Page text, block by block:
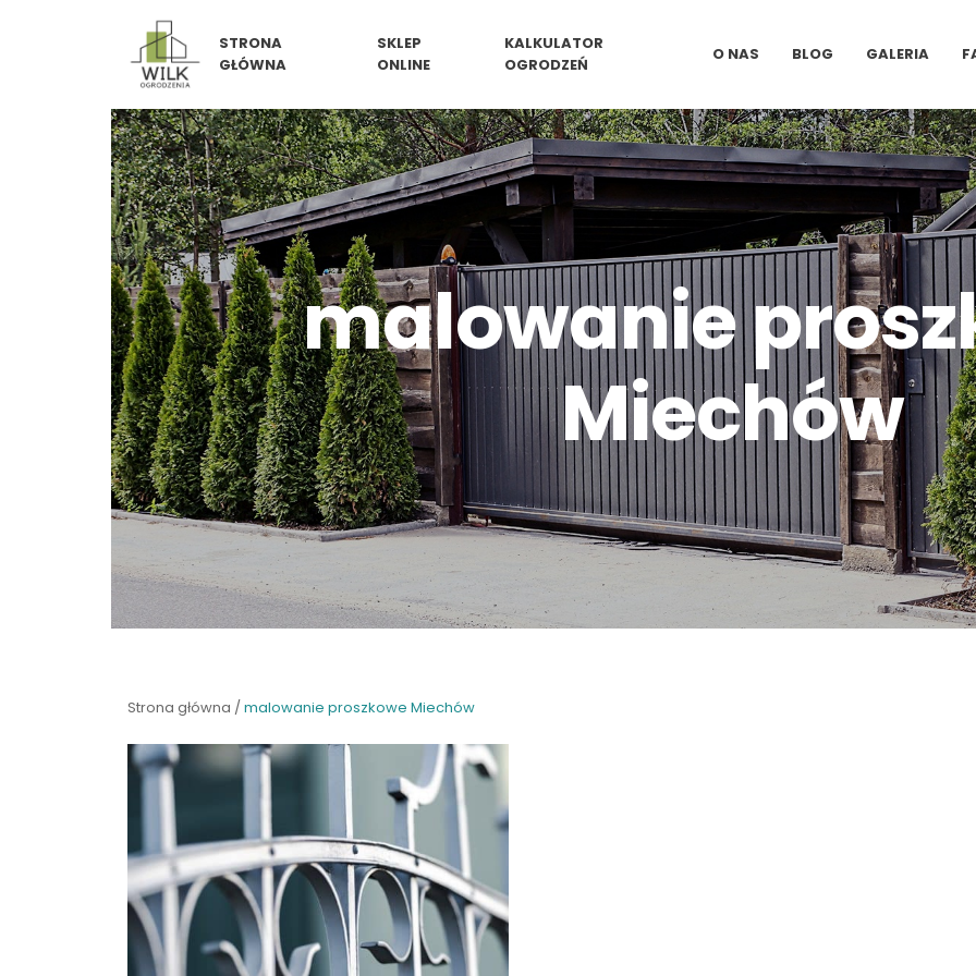
STRONA
GŁÓWNA
SKLEP
ONLINE
KALKULATOR
OGRODZEŃ
O NAS BLOG GALERIA
malowanie
Miechów
Strona główna /malowanie proszkowe Miechów